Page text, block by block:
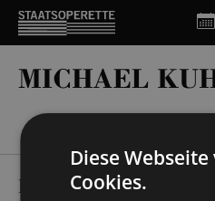
MICHAEL
PRODUCTIONS
Diese
Cookies.